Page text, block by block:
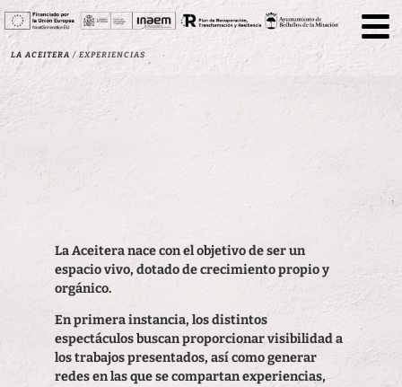
La Aceitera /Experiencias
La Aceitera nace con el objetivo de ser un
espacio vivo, dotado de crecimiento propio y
orgánico.
En primera instancia, los distintos
espectáculos buscan proporcionar visibilidad a
los trabajos presentados, así como generar
redes en las que se compartan experiencias,